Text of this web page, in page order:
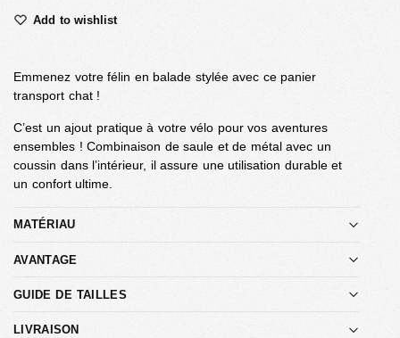
Add to wishlist
Emmenez votre félin en balade stylée avec ce panier
transport chat !
C’est un ajout pratique à votre vélo pour vos aventures
ensembles ! Combinaison de saule et de métal avec un
coussin dans l’intérieur, il assure une utilisation durable et
un confort ultime.
MATÉRIAU
AVANTAGE
GUIDE DE TAILLES
LIVRAISON